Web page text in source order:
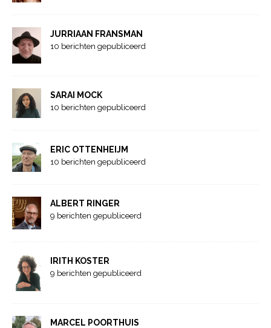
JURRIAAN FRANSMAN
10 berichten gepubliceerd
SARAI MOCK
10 berichten gepubliceerd
ERIC OTTENHEIJM
10 berichten gepubliceerd
ALBERT RINGER
9 berichten gepubliceerd
IRITH KOSTER
9 berichten gepubliceerd
MARCEL POORTHUIS